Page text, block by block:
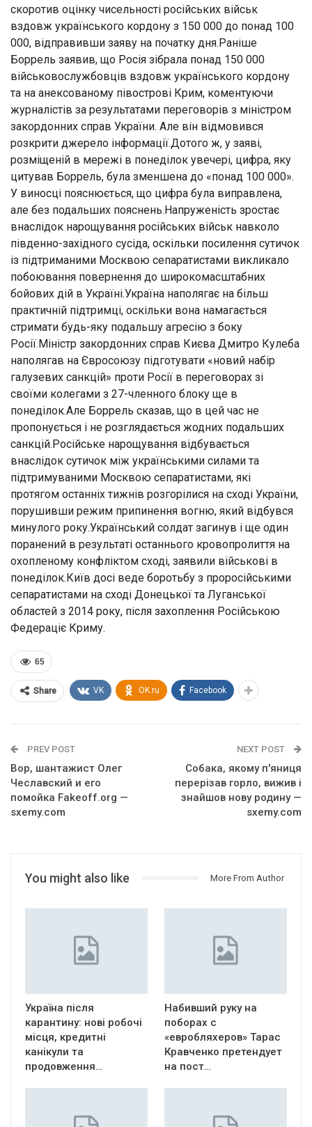
скоротив оцінку чисельності російських військ
вздовж українського кордону з 150 000 до понад 100
000, відправивши заяву на початку дня.Раніше
Боррель заявив, що Росія зібрала понад 150 000
військовослужбовців вздовж українського кордону
та на анексованому півострові Крим, коментуючи
журналістів за результатами переговорів з міністром
закордонних справ України. Але він відмовився
розкрити джерело інформації.Дотого ж, у заяві,
розміщеній в мережі в понеділок увечері, цифра, яку
цитував Боррель, була зменшена до «понад 100 000».
У виносці пояснюється, що цифра була виправлена,
але без подальших пояснень.Напруженість зростає
внаслідок нарощування російських військ навколо
південно-західного сусіда, оскільки посилення сутичок
із підтриманими Москвою сепаратистами викликало
побоювання повернення до широкомасштабних
бойових дій в Україні.Україна наполягає на більш
практичній підтримці, оскільки вона намагається
стримати будь-яку подальшу агресію з боку
Росії.Міністр закордонних справ Києва Дмитро Кулеба
наполягав на Євросоюзу підготувати «новий набір
галузевих санкцій» проти Росії в переговорах зі
своїми колегами з 27-членного блоку ще в
понеділок.Але Боррель сказав, що в цей час не
пропонується і не розглядається жодних подальших
санкцій.Російське нарощування відбувається
внаслідок сутичок між українськими силами та
підтримуваними Москвою сепаратистами, які
протягом останніх тижнів розгорілися на сході України,
порушивши режим припинення вогню, який відбувся
минулого року.Український солдат загинув і ще один
поранений в результаті останнього кровопролиття на
охопленому конфліктом сході, заявили військові в
понеділок.Київ досі веде боротьбу з проросійськими
сепаратистами на сході Донецької та Луганської
областей з 2014 року, після захоплення Російською
Федераціє Криму.
65
Share VK OK.ru Facebook
PREV POST
Вор, шантажист Олег
Чеславский и его
помойка Fakeoff.org —
sxemy.com
NEXT POST
Собака, якому п'яниця
перерізав горло, вижив і
знайшов нову родину —
sxemy.com
You might also like More From Author
Україна після
карантину: нові робочі
місця, кредитні
канікули та
продовження…
Набивший руку на
поборах с
«евробляхеров» Тарас
Кравченко претендует
на пост…